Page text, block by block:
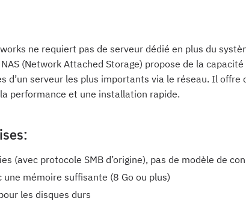
ne requiert pas de serveur dédié en plus du
(Network Attached Storage) propose de la
d’un serveur les plus importants via le réseau. Il offre
performance et une installation rapide.
(avec protocole SMB d’origine), pas de modèle de
mémoire suffisante (8 Go ou plus)
les disques durs